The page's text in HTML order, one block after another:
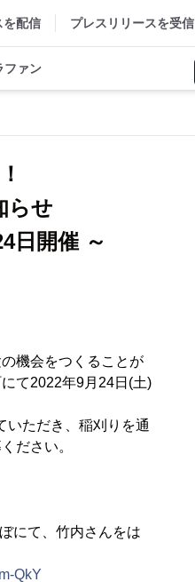
を配信 プレスリリースを受信
ファン
らせ
日開催 ～
機会をつくることが
て2022年9月24日(土)
いただき、稲刈りを通
ださい。
にて、竹内さんをは
QkY